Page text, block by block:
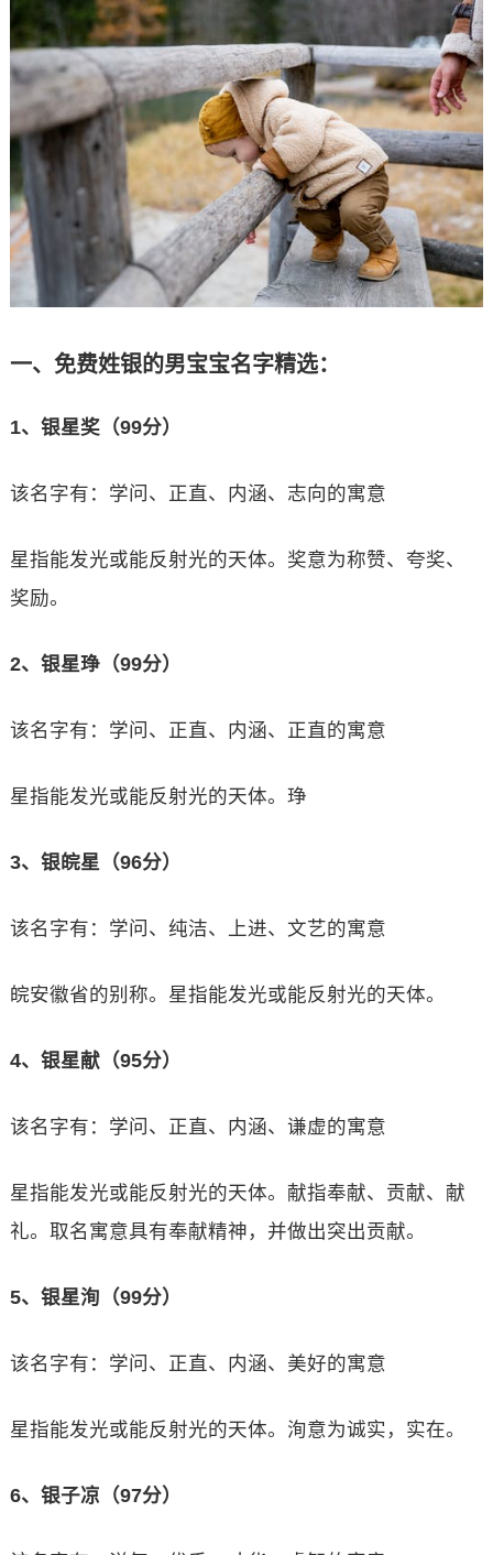
一、免费姓银的男宝宝名字精选：
1、银星奖（99分）
该名字有：学问、正直、内涵、志向的寓意
星指能发光或能反射光的天体。奖意为称赞、夸奖、
奖励。
2、银星琤（99分）
该名字有：学问、正直、内涵、正直的寓意
星指能发光或能反射光的天体。琤
3、银皖星（96分）
该名字有：学问、纯洁、上进、文艺的寓意
皖安徽省的别称。星指能发光或能反射光的天体。
4、银星献（95分）
该名字有：学问、正直、内涵、谦虚的寓意
星指能发光或能反射光的天体。献指奉献、贡献、献
礼。取名寓意具有奉献精神，并做出突出贡献。
5、银星洵（99分）
该名字有：学问、正直、内涵、美好的寓意
星指能发光或能反射光的天体。洵意为诚实，实在。
6、银子凉（97分）